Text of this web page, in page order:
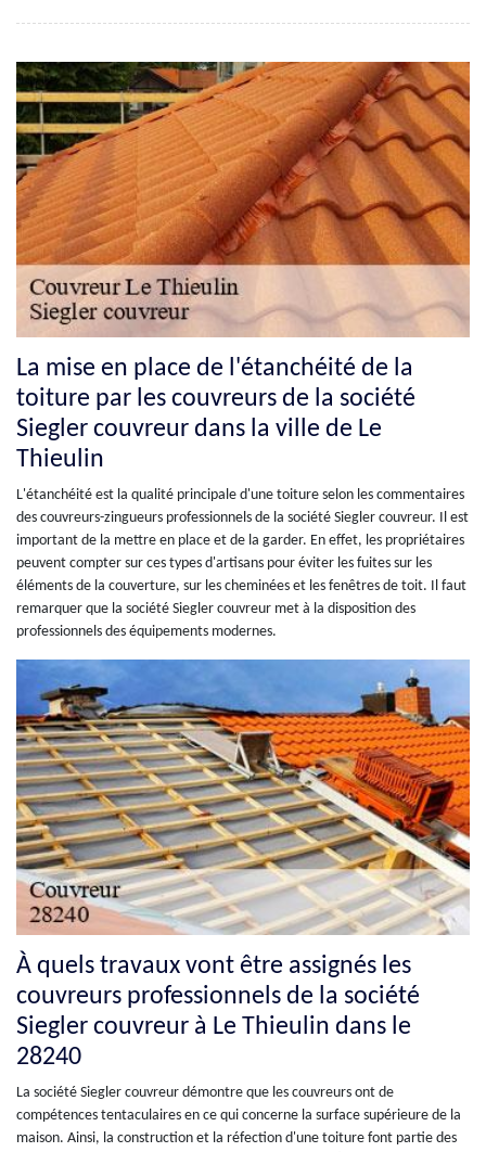
La mise en place de l'étanchéité de la
toiture par les couvreurs de la société
Siegler couvreur dans la ville de Le
Thieulin
L'étanchéité est la qualité principale d'une toiture selon les commentaires
des couvreurs-zingueurs professionnels de la société Siegler couvreur. Il est
important de la mettre en place et de la garder. En effet, les propriétaires
peuvent compter sur ces types d'artisans pour éviter les fuites sur les
éléments de la couverture, sur les cheminées et les fenêtres de toit. Il faut
remarquer que la société Siegler couvreur met à la disposition des
professionnels des équipements modernes.
À quels travaux vont être assignés les
couvreurs professionnels de la société
Siegler couvreur à Le Thieulin dans le
28240
La société Siegler couvreur démontre que les couvreurs ont de
compétences tentaculaires en ce qui concerne la surface supérieure de la
maison. Ainsi, la construction et la réfection d'une toiture font partie des